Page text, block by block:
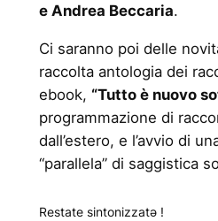
e Andrea Beccaria.
Ci saranno poi delle
raccolta antologia dei
ebook, “Tutto è nuovo
programmazione di
dall’estero, e l’avvio di
“parallela” di saggistica
Restate sintonizzatǝ !